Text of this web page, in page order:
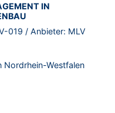
IN
019 / Anbieter: MLV
Nordrhein-Westfalen